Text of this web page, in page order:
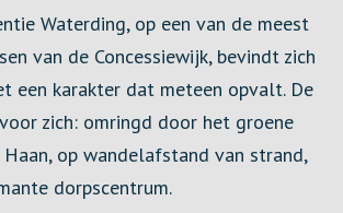
Waterding, op een van de meest
van de Concessiewijk, bevindt zich
een karakter dat meteen opvalt. De
zich: omringd door het groene
op wandelafstand van strand,
dorpscentrum.